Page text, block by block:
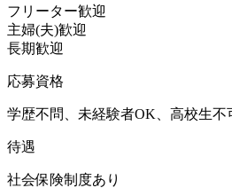
フリーター歓迎
主婦(夫)歓迎
長期歓迎
応募資格
学歴不問、未経験者OK、高校生不
待遇
社会保険制度あり